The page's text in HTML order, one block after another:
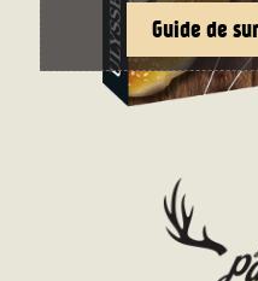
Guide de